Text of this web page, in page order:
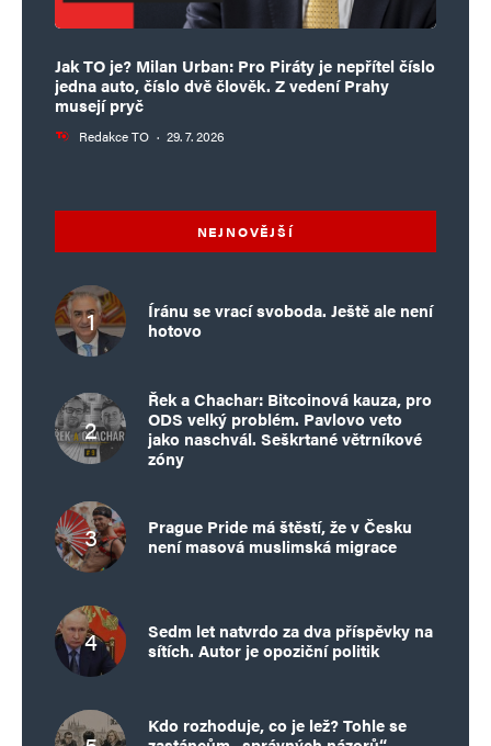
Jak TO je? Milan Urban: Pro Piráty je nepřítel číslo
jedna auto, číslo dvě člověk. Z vedení Prahy
musejí pryč
Redakce TO · 29. 7. 2026
NEJNOVĚJŠÍ
Íránu se vrací svoboda. Ještě ale není
hotovo
Řek a Chachar: Bitcoinová kauza, pro
ODS velký problém. Pavlovo veto
jako naschvál. Seškrtané větrníkové
zóny
Prague Pride má štěstí, že v Česku
není masová muslimská migrace
Sedm let natvrdo za dva příspěvky na
sítích. Autor je opoziční politik
Kdo rozhoduje, co je lež? Tohle se